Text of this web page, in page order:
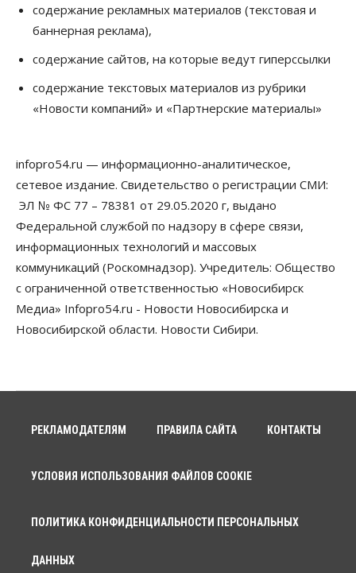
Детские центры Новосибирска
перегибают с «педагогикой успеха», считает
психолог
Бизнес Общество
Союз продавцов маркетплейсов
обратился в правительство РФ из-за атак на WB
Общество
по-новому
08 Августа 2026, 09:00
Бизнес
В Новосибирской области резко
сократился грузооборот в автоперевозках
07 Августа 2026, 19:00
Общество
В Новосибирске прошёл митинг
бетонированию рулежных дорожек
07 Августа 2026, 17:00
Бизнес Недвижимость Общество
07 Августа 2026, 16:00
Роспотребнадзор изъял почти полторы тонны
содержание рекламных материалов (текстовая и
баннерная реклама),
содержание сайтов, на которые ведут гиперссылки
содержание текстовых материалов из рубрики
«Новости компаний» и «Партнерские материалы»
infopro54.ru — информационно-аналитическое,
сетевое издание. Свидетельство о регистрации СМИ:
ЭЛ № ФС 77 – 78381 от 29.05.2020 г, выдано
Федеральной службой по надзору в сфере связи,
информационных технологий и массовых
коммуникаций (Роскомнадзор). Учредитель: Общество
с ограниченной ответственностью «Новосибирск
Медиа» Infopro54.ru - Новости Новосибирска и
Новосибирской области. Новости Сибири.
РЕКЛАМОДАТЕЛЯМ ПРАВИЛА САЙТА КОНТАКТЫ
УСЛОВИЯ ИСПОЛЬЗОВАНИЯ ФАЙЛОВ COOKIE
ПОЛИТИКА КОНФИДЕНЦИАЛЬНОСТИ ПЕРСОНАЛЬНЫХ
ДАННЫХ